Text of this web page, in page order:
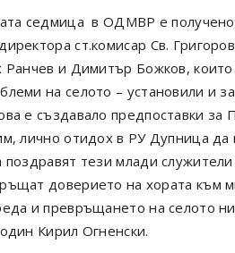
седмица в ОДМВР е получено
ст.комисар Св.
Ранчев и Димитър Божков,
на селото – установили и
е създавало предпоставки
лично отидох в РУ Дупница
поздравят тези млади
доверието на хората към
и превръщането на селото
Кирил Огненски.